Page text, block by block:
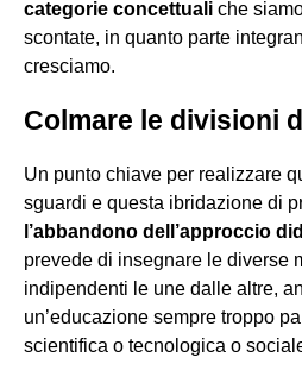
categorie concettuali che
scontate, in quanto parte
cresciamo.
Colmare le divisioni
Un punto chiave per realizzare
sguardi e questa ibridazione di
l’abbandono dell’approccio
prevede di insegnare le diverse
indipendenti le une dalle altre,
un’educazione sempre troppo
scientifica o tecnologica o